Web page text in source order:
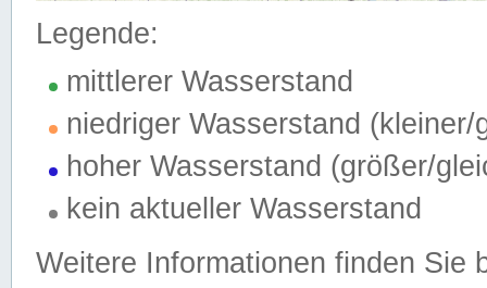
Legende:
mittlerer Wasserstand
niedriger Wasserstand (kleiner/
hoher Wasserstand (größer/
kein aktueller Wasserstand
Weitere Informationen finden Sie